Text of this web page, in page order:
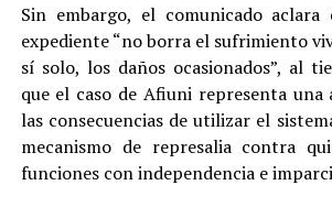
Sin embargo, el comunicado
expediente “no borra el sufrimiento
sí solo, los daños ocasionados”, al
que el caso de Afiuni representa una
las consecuencias de utilizar el
mecanismo de represalia contra
funciones con independencia e